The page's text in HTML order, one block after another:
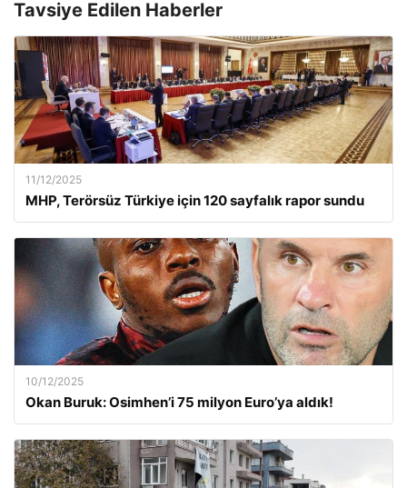
Tavsiye Edilen Haberler
11/12/2025
MHP, Terörsüz Türkiye için 120 sayfalık rapor sundu
10/12/2025
Okan Buruk: Osimhen’i 75 milyon Euro’ya aldık!